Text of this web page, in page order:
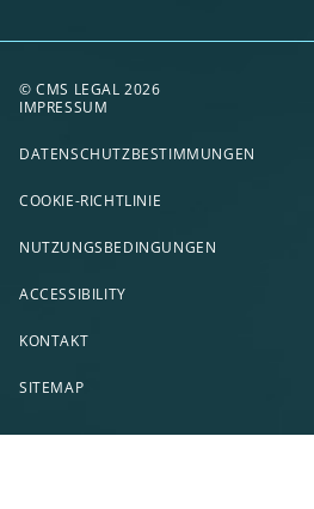
© CMS LEGAL 2026
IMPRESSUM
DATENSCHUTZBESTIMMUNGEN
COOKIE-RICHTLINIE
NUTZUNGSBEDINGUNGEN
ACCESSIBILITY
KONTAKT
SITEMAP